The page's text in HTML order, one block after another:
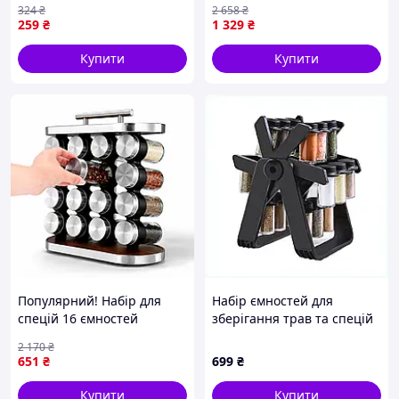
Підставка, включена в набір, слугує для зручної
T-2
259 ₴
324₴
Купити
золотому кольорі HP-1369
1 329 ₴
2 658₴
Купити
Популярний! Набір для
спецій 16 ємностей
Органайзер для
зберігання спецій - Краща
якість тільки на
651 ₴
2 170₴
Купити
Набір ємностей для
зберігання трав та спецій
699 ₴
Купити